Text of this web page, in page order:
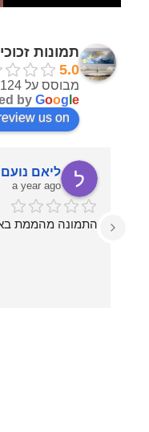
תמונות
5.0
מבוסס על 124 ביקורות
by Goog e
us on
ליאם נועם
a year ago
התמונה מהממת